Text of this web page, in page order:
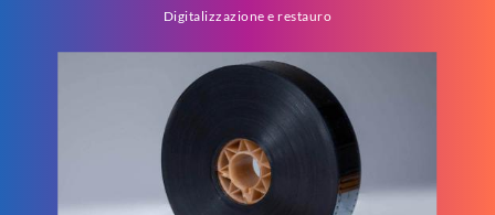
Digitalizzazione e restauro